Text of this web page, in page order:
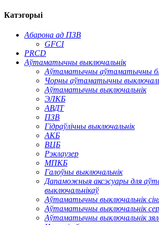
Катэгорыі
Абарона ад ПЗВ
GFCI
PRCD
Аўтаматычны выключальнік
Аўтаматычны аўтаматычны
Чорны аўтаматычны
Аўтаматычны выключальнік
ЭЛКБ
АВДТ
ПЗВ
Гідраўлічны выключальнік
АКБ
ВЦБ
Рэклаузер
МПКБ
Галоўны выключальнік
Дапаможныя аксэсуары для
выключальнікаў
Аўтаматычны выключальнік
Аўтаматычны выключальнік
Аўтаматычны выключальнік